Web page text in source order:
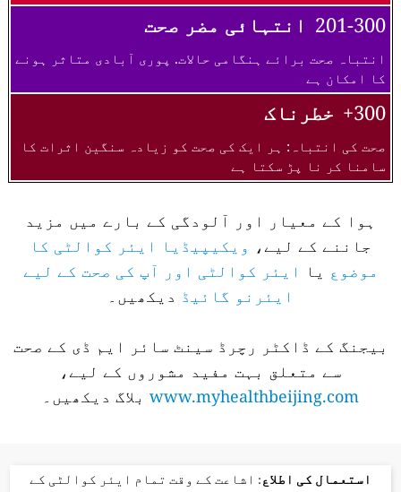
201-300 انتہائی مضر صحت
انتباہ صحت برائے ہنگامی حالات. پوری آبادی متاثر ہونے
کا امکان ہے
300+ خطرناک
صحت کی انتباہ: ہر ایک کی صحت کو زیادہ سنگین اثرات کا
سامنا کر نا پڑ سکتا ہے
ہوا کے معیار اور آلودگی کے بارے میں مزید
جاننے کے لیے، ویکیپیڈیا ایئر کوالٹی کا
موضوع یا
ایئر کوالٹی اور آپ کی صحت کے لیے
ایئرنو گائیڈ دیکھیں۔
بیجنگ کے ڈاکٹر رچرڈ سینٹ سائر ایم ڈی کے صحت
سے متعلق بہت مفید مشوروں کے لیے،
www.myhealthbeijing.com بلاگ دیکھیں۔
استعمال کی اطلاع: اشاعت کے وقت تمام ایئر کوالٹی کے